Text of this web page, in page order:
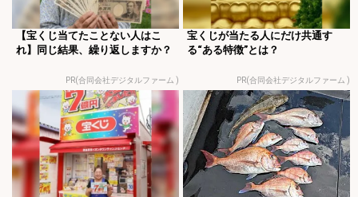
【宝くじ当てたことない人はこ
れ】同じ結果、繰り返しますか？
PR(合同会社デジタルファーム )
宝くじが当たる人にだけ共通す
る“ある特徴”とは？
PR(合同会社デジタルファーム )